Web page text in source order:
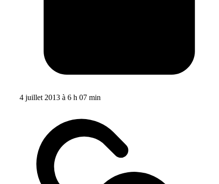
4 juillet 2013 à 6 h 07 min